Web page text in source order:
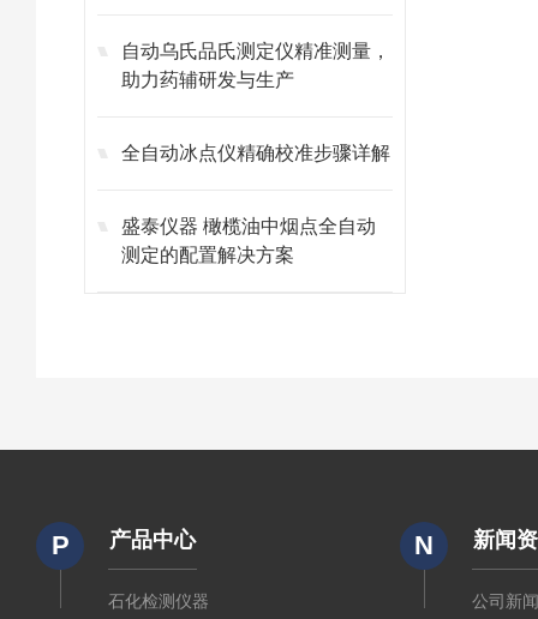
自动乌氏品氏测定仪精准测量，
助力药辅研发与生产
全自动冰点仪精确校准步骤详解
盛泰仪器 橄榄油中烟点全自动
测定的配置解决方案
P 产品中心
石化检测仪器
N 新闻
公司新